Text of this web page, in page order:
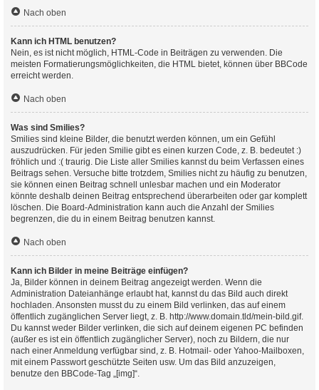
Nach oben
Kann ich HTML benutzen?
Nein, es ist nicht möglich, HTML-Code in Beiträgen zu verwenden. Die
meisten Formatierungsmöglichkeiten, die HTML bietet, können über BBCode
erreicht werden.
Nach oben
Was sind Smilies?
Smilies sind kleine Bilder, die benutzt werden können, um ein Gefühl
auszudrücken. Für jeden Smilie gibt es einen kurzen Code, z. B. bedeutet :)
fröhlich und :( traurig. Die Liste aller Smilies kannst du beim Verfassen eines
Beitrags sehen. Versuche bitte trotzdem, Smilies nicht zu häufig zu benutzen,
sie können einen Beitrag schnell unlesbar machen und ein Moderator
könnte deshalb deinen Beitrag entsprechend überarbeiten oder gar komplett
löschen. Die Board-Administration kann auch die Anzahl der Smilies
begrenzen, die du in einem Beitrag benutzen kannst.
Nach oben
Kann ich Bilder in meine Beiträge einfügen?
Ja, Bilder können in deinem Beitrag angezeigt werden. Wenn die
Administration Dateianhänge erlaubt hat, kannst du das Bild auch direkt
hochladen. Ansonsten musst du zu einem Bild verlinken, das auf einem
öffentlich zugänglichen Server liegt, z. B. http://www.domain.tld/mein-bild.gif.
Du kannst weder Bilder verlinken, die sich auf deinem eigenen PC befinden
(außer es ist ein öffentlich zugänglicher Server), noch zu Bildern, die nur
nach einer Anmeldung verfügbar sind, z. B. Hotmail- oder Yahoo-Mailboxen,
mit einem Passwort geschützte Seiten usw. Um das Bild anzuzeigen,
benutze den BBCode-Tag „[img]“.